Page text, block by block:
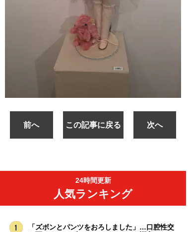
前へ この記事に戻る 次へ
24時間更新
人気ランキング
「ズボンとパンツをおろしました」…口腔性交